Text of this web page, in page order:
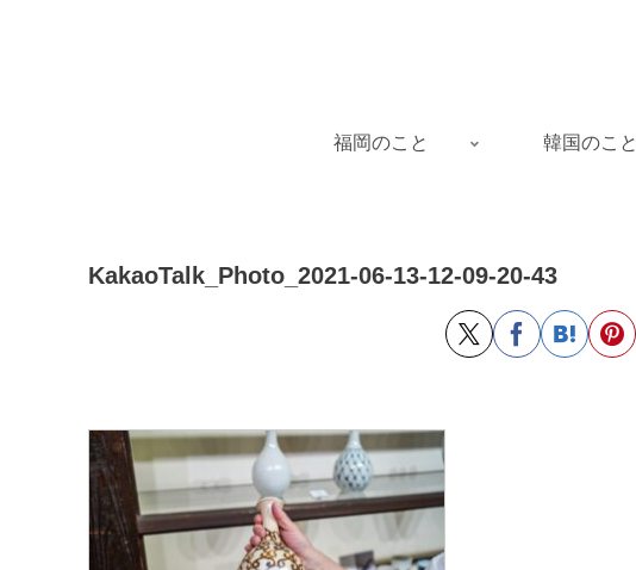
福岡のこと 韓国のこと
KakaoTalk_Photo_2021-06-13-12-09-20-43